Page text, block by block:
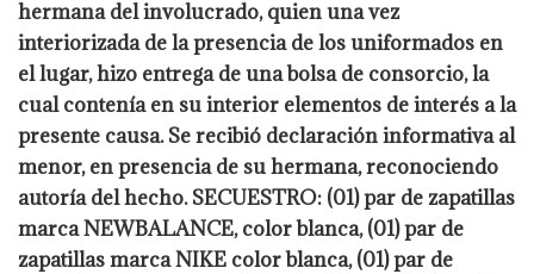
hermana del involucrado, quien una vez
interiorizada de la presencia de los uniformados en
el lugar, hizo entrega de una bolsa de consorcio, la
cual contenía en su interior elementos de interés a la
presente causa. Se recibió declaración informativa al
menor, en presencia de su hermana, reconociendo
autoría del hecho. SECUESTRO: (01) par de zapatillas
marca NEWBALANCE, color blanca, (01) par de
zapatillas marca NIKE color blanca, (01) par de